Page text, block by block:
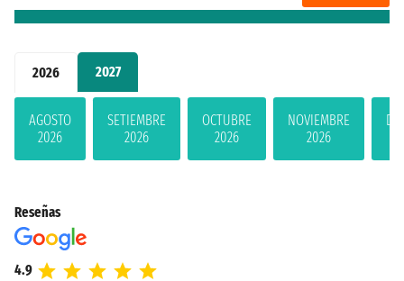
2026 2027
AGOSTO
2026
SETIEMBRE
2026
OCTUBRE
2026
NOVIEMBRE
2026
Reseñas
4.9